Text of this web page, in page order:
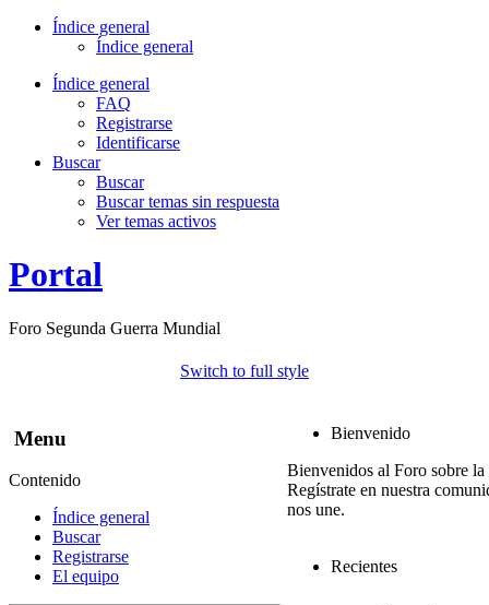
Índice general
Índice general
Índice general
FAQ
Registrarse
Identificarse
Buscar
Buscar
Buscar temas sin respuesta
Ver temas activos
Portal
Foro Segunda Guerra Mundial
Switch to full style
Menu
Contenido
Índice general
Buscar
Registrarse
El equipo
Bienvenido
Bienvenidos al Foro sobre
Regístrate en nuestra
nos une.
Recientes